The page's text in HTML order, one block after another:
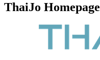
ThaiJo Homepage